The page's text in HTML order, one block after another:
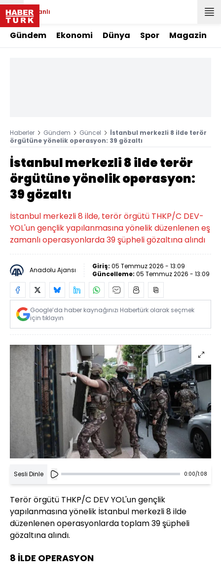
Canlı
Gündem Ekonomi Dünya Spor Magazin
Haberler Gündem Güncel
İstanbul merkezli 8 ilde terör
örgütüne yönelik operasyon: 39 gözaltı
İstanbul merkezli 8 ilde terör
örgütüne yönelik operasyon:
39 gözaltı
İstanbul merkezli 8 ilde, terör örgütü THKP/C DEV-
YOL'un gençlik yapılanmasına yönelik düzenlenen eş
zamanlı operasyonlarda 39 şüpheli gözaltına alındı
Anadolu Ajansı Giriş: 05 Temmuz 2026 - 13:09
Güncelleme: 05 Temmuz 2026 - 13:09
Google’da haber kaynağınızı Habertürk olarak seçmek
için tıklayın
Sesli Dinle 0:00/1:08
Terör örgütü THKP/C DEV YOL'un gençlik
yapılanmasına yönelik İstanbul merkezli 8 ilde
düzenlenen operasyonlarda toplam 39 şüpheli
gözaltına alındı.
8 İLDE OPERASYON